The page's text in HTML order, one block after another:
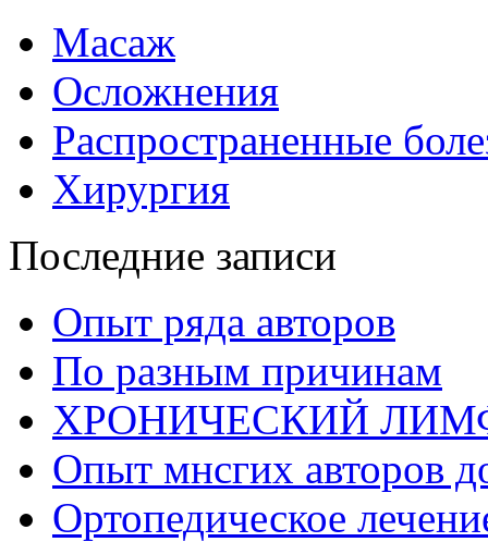
Масаж
Осложнения
Распространенные
Хирургия
Последние записи
Опыт ряда авторов
По разным причинам
ХРОНИЧЕСКИЙ
Опыт мнсгих авторов
Ортопедическое